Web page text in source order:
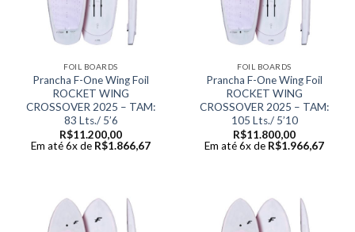
FOIL BOARDS
Prancha F-One Wing Foil
ROCKET WING
CROSSOVER 2025 – TAM:
83 Lts./ 5’6
R$11.200,00
Em até 6x de R$1.866,67
FOIL BOARDS
Prancha F-One Wing Foil
ROCKET WING
CROSSOVER 2025 – TAM:
105 Lts./ 5’10
R$11.800,00
Em até 6x de R$1.966,67